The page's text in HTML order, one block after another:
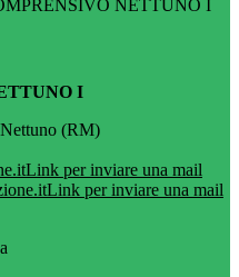
NETTUNO I
I
(RM)
Link per inviare una mail
Link per inviare una mail